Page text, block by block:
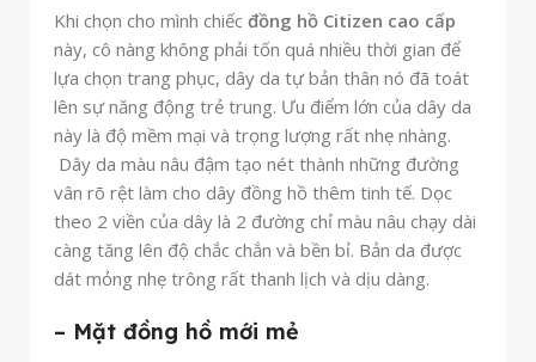
Khi chọn cho mình chiếc đồng hồ Citizen cao cấp
này, cô nàng không phải tốn quá nhiều thời gian để
lựa chọn trang phục, dây da tự bản thân nó đã toát
lên sự năng động trẻ trung. Ưu điểm lớn của dây da
này là độ mềm mại và trọng lượng rất nhẹ nhàng.
Dây da màu nâu đậm tạo nét thành những đường
vân rõ rệt làm cho dây đồng hồ thêm tinh tế. Dọc
theo 2 viền của dây là 2 đường chỉ màu nâu chạy dài
càng tăng lên độ chắc chắn và bền bỉ. Bản da được
dát mỏng nhẹ trông rất thanh lịch và dịu dàng.
– Mặt đồng hồ mới mẻ